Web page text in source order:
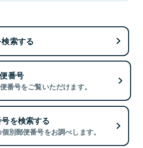
索する
番号
番号をご覧いただけます。
を検索する
別郵便番号をお調べします。